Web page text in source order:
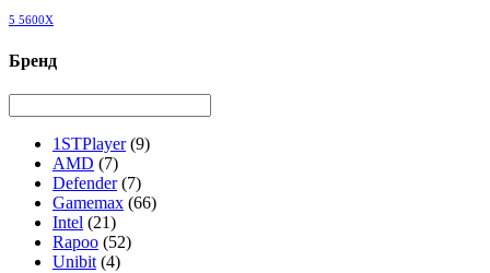
5 5600X
Бренд
1STPlayer (9)
AMD (7)
Defender (7)
Gamemax (66)
Intel (21)
Rapoo (52)
Unibit (4)